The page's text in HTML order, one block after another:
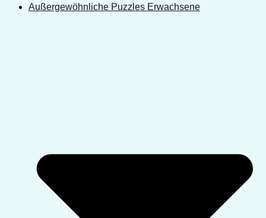
Außergewöhnliche Puzzles Erwachsene